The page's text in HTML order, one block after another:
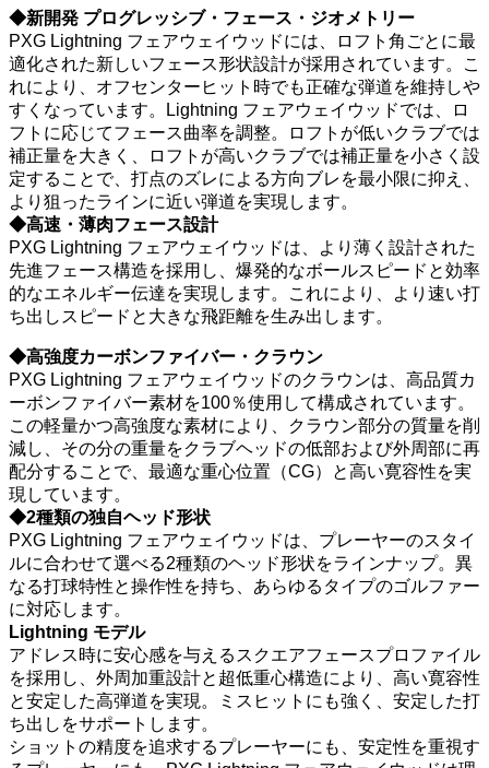
◆新開発 プログレッシブ・フェース・ジオメトリー
PXG Lightning フェアウェイウッドには、ロフト角ごとに最
適化された新しいフェース形状設計が採用されています。こ
れにより、オフセンターヒット時でも正確な弾道を維持しや
すくなっています。Lightning フェアウェイウッドでは、ロ
フトに応じてフェース曲率を調整。ロフトが低いクラブでは
補正量を大きく、ロフトが高いクラブでは補正量を小さく設
定することで、打点のズレによる方向ブレを最小限に抑え、
より狙ったラインに近い弾道を実現します。
◆高速・薄肉フェース設計
PXG Lightning フェアウェイウッドは、より薄く設計された
先進フェース構造を採用し、爆発的なボールスピードと効率
的なエネルギー伝達を実現します。これにより、より速い打
ち出しスピードと大きな飛距離を生み出します。
◆高強度カーボンファイバー・クラウン
PXG Lightning フェアウェイウッドのクラウンは、高品質カ
ーボンファイバー素材を100％使用して構成されています。
この軽量かつ高強度な素材により、クラウン部分の質量を削
減し、その分の重量をクラブヘッドの低部および外周部に再
配分することで、最適な重心位置（CG）と高い寛容性を実
現しています。
◆2種類の独自ヘッド形状
PXG Lightning フェアウェイウッドは、プレーヤーのスタイ
ルに合わせて選べる2種類のヘッド形状をラインナップ。異
なる打球特性と操作性を持ち、あらゆるタイプのゴルファー
に対応します。
Lightning モデル
アドレス時に安心感を与えるスクエアフェースプロファイル
を採用し、外周加重設計と超低重心構造により、高い寛容性
と安定した高弾道を実現。ミスヒットにも強く、安定した打
ち出しをサポートします。
ショットの精度を追求するプレーヤーにも、安定性を重視す